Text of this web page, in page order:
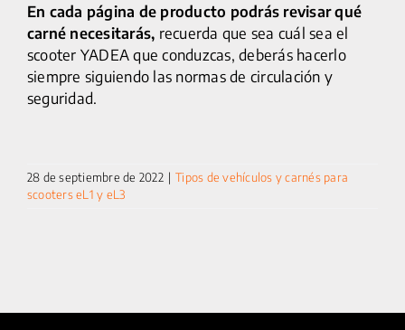
SERVICIOS
SALA DE PRENSA
MI CUENTA
En cada página de producto podrás revisar qué
carné necesitarás, recuerda que sea cuál sea el
scooter YADEA que conduzcas, deberás hacerlo
siempre siguiendo las normas de circulación y
seguridad.
28 de septiembre de 2022 | Tipos de vehículos y carnés para
scooters eL1 y eL3